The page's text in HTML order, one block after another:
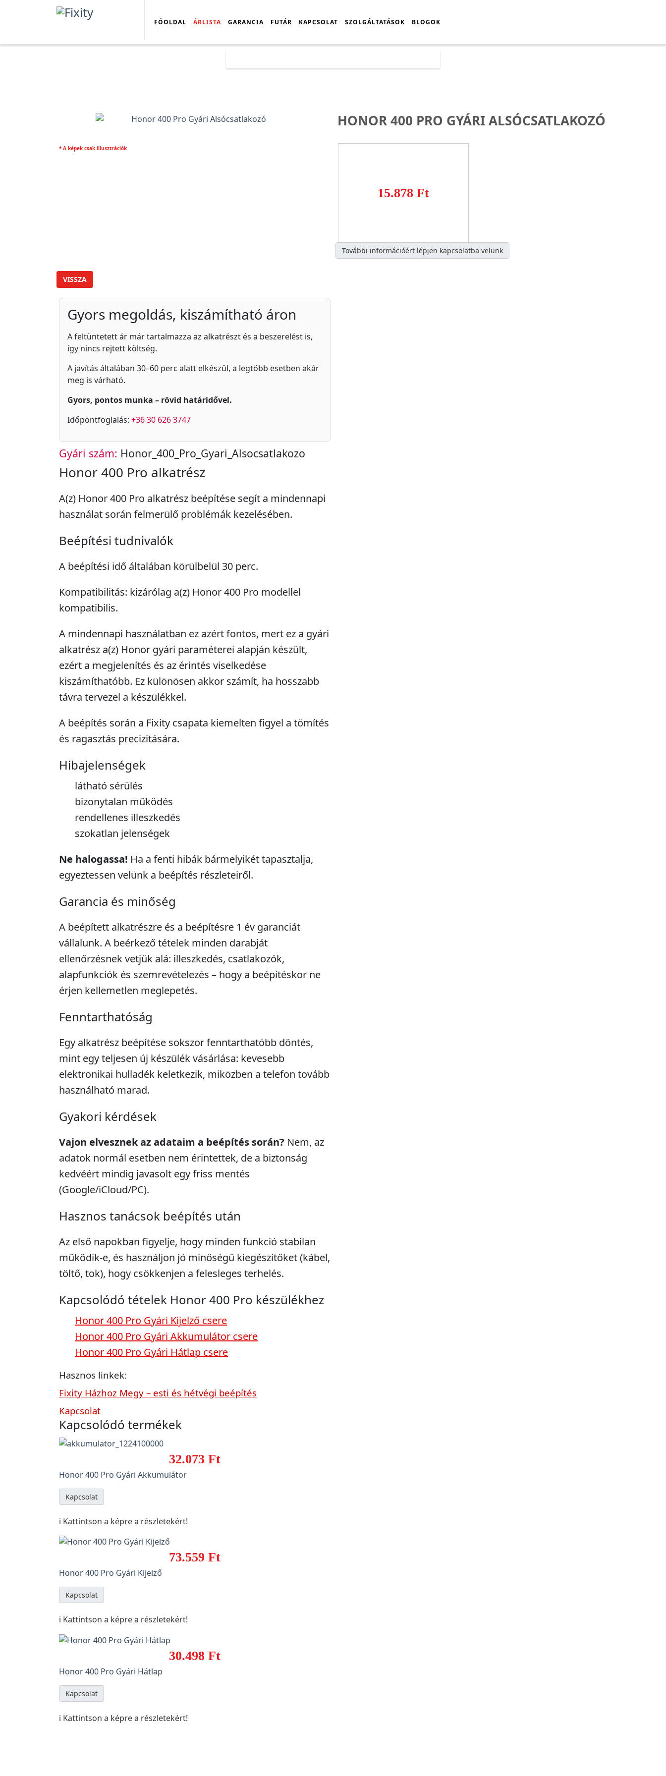
FŐOLDAL ÁRLISTA GARANCIA FUTÁR KAPCSOLAT SZOLGÁLTATÁSOK BLOGOK
* A képek csak illusztrációk
HONOR 400 PRO GYÁRI ALSÓCSATLAKOZÓ
15.878 Ft
További információért lépjen kapcsolatba velünk
VISSZA
Gyors megoldás, kiszámítható áron
A feltüntetett ár már tartalmazza az alkatrészt és a beszerelést is,
így nincs rejtett költség.
A javítás általában 30–60 perc alatt elkészül, a legtöbb esetben akár
meg is várható.
Gyors, pontos munka – rövid határidővel.
Időpontfoglalás: +36 30 626 3747
Gyári szám: Honor_400_Pro_Gyari_Alsocsatlakozo
Honor 400 Pro alkatrész
A(z) Honor 400 Pro alkatrész beépítése segít a mindennapi
használat során felmerülő problémák kezelésében.
Beépítési tudnivalók
A beépítési idő általában körülbelül 30 perc.
Kompatibilitás: kizárólag a(z) Honor 400 Pro modellel
kompatibilis.
A mindennapi használatban ez azért fontos, mert ez a gyári
alkatrész a(z) Honor gyári paraméterei alapján készült,
ezért a megjelenítés és az érintés viselkedése
kiszámíthatóbb. Ez különösen akkor számít, ha hosszabb
távra tervezel a készülékkel.
A beépítés során a Fixity csapata kiemelten figyel a tömítés
és ragasztás precizitására.
Hibajelenségek
látható sérülés
bizonytalan működés
rendellenes illeszkedés
szokatlan jelenségek
Ne halogassa! Ha a fenti hibák bármelyikét tapasztalja,
egyeztessen velünk a beépítés részleteiről.
Garancia és minőség
A beépített alkatrészre és a beépítésre 1 év garanciát
vállalunk. A beérkező tételek minden darabját
ellenőrzésnek vetjük alá: illeszkedés, csatlakozók,
alapfunkciók és szemrevételezés – hogy a beépítéskor ne
érjen kellemetlen meglepetés.
Fenntarthatóság
Egy alkatrész beépítése sokszor fenntarthatóbb döntés,
mint egy teljesen új készülék vásárlása: kevesebb
elektronikai hulladék keletkezik, miközben a telefon tovább
használható marad.
Gyakori kérdések
Vajon elvesznek az adataim a beépítés során? Nem, az
adatok normál esetben nem érintettek, de a biztonság
kedvéért mindig javasolt egy friss mentés
(Google/iCloud/PC).
Hasznos tanácsok beépítés után
Az első napokban figyelje, hogy minden funkció stabilan
működik-e, és használjon jó minőségű kiegészítőket (kábel,
töltő, tok), hogy csökkenjen a felesleges terhelés.
Kapcsolódó tételek Honor 400 Pro készülékhez
Honor 400 Pro Gyári Kijelző csere
Honor 400 Pro Gyári Akkumulátor csere
Honor 400 Pro Gyári Hátlap csere
Hasznos linkek:
Fixity Házhoz Megy – esti és hétvégi beépítés
Kapcsolat
Kapcsolódó termékek
32.073 Ft
Honor 400 Pro Gyári Akkumulátor
Kapcsolat
ℹ️ Kattintson a képre a részletekért!
73.559 Ft
Honor 400 Pro Gyári Kijelző
Kapcsolat
ℹ️ Kattintson a képre a részletekért!
30.498 Ft
Honor 400 Pro Gyári Hátlap
Kapcsolat
ℹ️ Kattintson a képre a részletekért!